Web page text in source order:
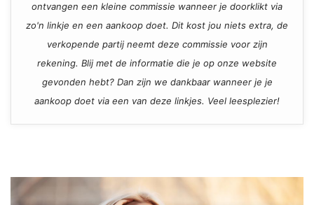
ontvangen een kleine commissie wanneer je doorklikt via
zo'n linkje en een aankoop doet. Dit kost jou niets extra, de
verkopende partij neemt deze commissie voor zijn
rekening. Blij met de informatie die je op onze website
gevonden hebt? Dan zijn we dankbaar wanneer je je
aankoop doet via een van deze linkjes. Veel leesplezier!